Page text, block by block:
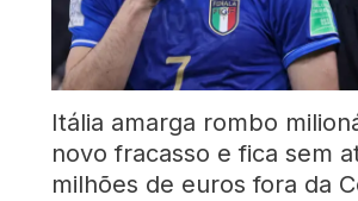
Itália amarga rombo
novo fracasso e fica sem
milhões de euros fora da